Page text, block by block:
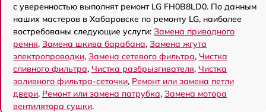
с уверенностью выполнят ремонт LG FH0B8LD0. По данным
наших мастеров в Хабаровске по ремонту LG, наиболее
востребованы следующие услуги: Замена приводного
ремня, Замена шкива барабана, Замена жгута
электропроводки, Замена сетевого фильтра, Чистка
сливного фильтра, Чистка разбрызгивателя, Чистка
заливного фильтра-сеточки, Ремонт или замена петли
двери, Ремонт или замена патрубка, Замена мотора
вентилятора сушки.